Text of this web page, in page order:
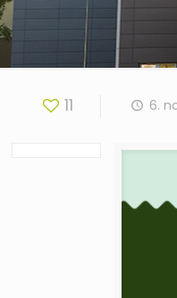
11 6.